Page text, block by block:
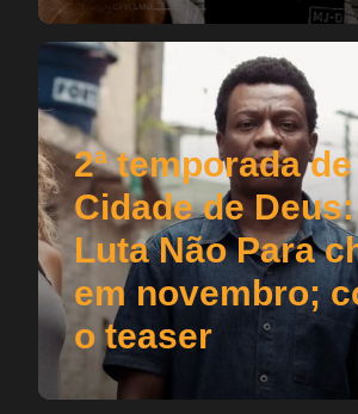
2ª temporada de
Cidade de
Luta Não Para
em novembro;
o teaser